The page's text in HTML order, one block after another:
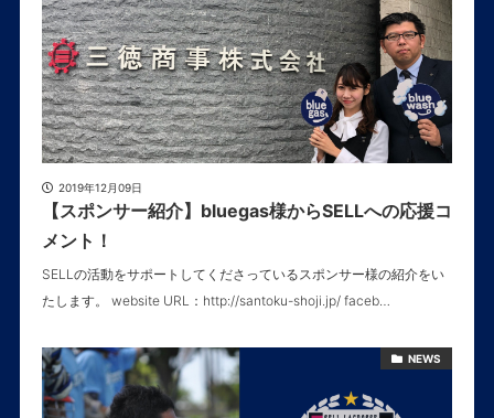
2019年12月09日
【スポンサー紹介】bluegas様からSELLへの応援コ
メント！
SELLの活動をサポートしてくださっているスポンサー様の紹介をい
たします。 website URL：http://santoku-shoji.jp/ faceb…
NEWS